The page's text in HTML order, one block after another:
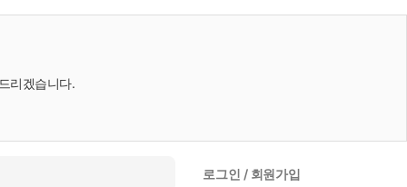
리겠습니다.
로그인 / 회원가입